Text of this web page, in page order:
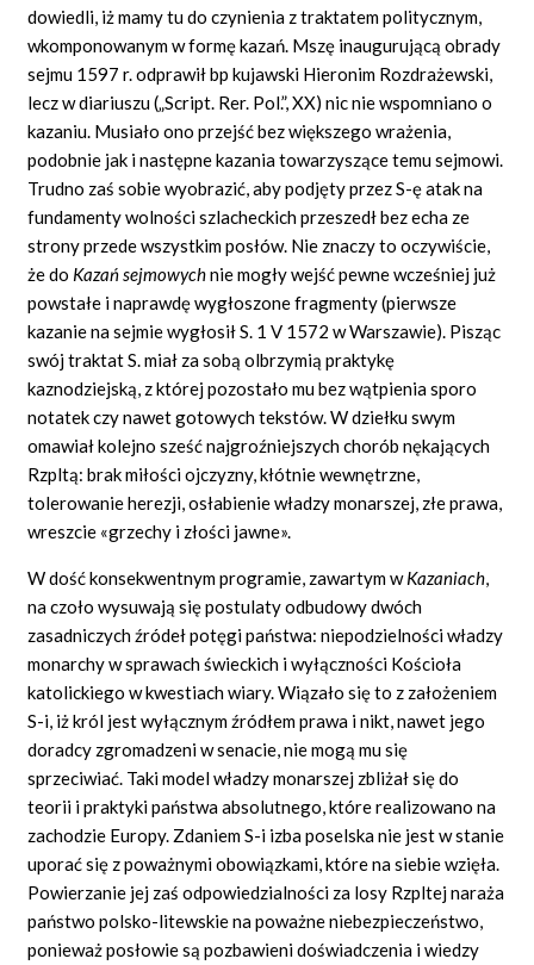
dowiedli, iż mamy tu do czynienia z traktatem politycznym,
wkomponowanym w formę kazań. Mszę inaugurującą obrady
sejmu 1597 r. odprawił bp kujawski Hieronim Rozdrażewski,
lecz w diariuszu („Script. Rer. Pol.”, XX) nic nie wspomniano o
kazaniu. Musiało ono przejść bez większego wrażenia,
podobnie jak i następne kazania towarzyszące temu sejmowi.
Trudno zaś sobie wyobrazić, aby podjęty przez S-ę atak na
fundamenty wolności szlacheckich przeszedł bez echa ze
strony przede wszystkim posłów. Nie znaczy to oczywiście,
że do Kazań sejmowychnie mogły wejść pewne wcześniej już
powstałe i naprawdę wygłoszone fragmenty (pierwsze
kazanie na sejmie wygłosił S. 1 V 1572 w Warszawie). Pisząc
swój traktat S. miał za sobą olbrzymią praktykę
kaznodziejską, z której pozostało mu bez wątpienia sporo
notatek czy nawet gotowych tekstów. W dziełku swym
omawiał kolejno sześć najgroźniejszych chorób nękających
Rzpltą: brak miłości ojczyzny, kłótnie wewnętrzne,
tolerowanie herezji, osłabienie władzy monarszej, złe prawa,
wreszcie «grzechy i złości jawne».
W dość konsekwentnym programie, zawartym wKazaniach,
na czoło wysuwają się postulaty odbudowy dwóch
zasadniczych źródeł potęgi państwa: niepodzielności władzy
monarchy w sprawach świeckich i wyłączności Kościoła
katolickiego w kwestiach wiary. Wiązało się to z założeniem
S-i, iż król jest wyłącznym źródłem prawa i nikt, nawet jego
doradcy zgromadzeni w senacie, nie mogą mu się
sprzeciwiać. Taki model władzy monarszej zbliżał się do
teorii i praktyki państwa absolutnego, które realizowano na
zachodzie Europy. Zdaniem S-i izba poselska nie jest w stanie
uporać się z poważnymi obowiązkami, które na siebie wzięła.
Powierzanie jej zaś odpowiedzialności za losy Rzpltej naraża
państwo polsko-litewskie na poważne niebezpieczeństwo,
ponieważ posłowie są pozbawieni doświadczenia i wiedzy